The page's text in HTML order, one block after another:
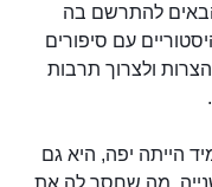
להתרשם בה
עם סיפורים
ולצרוך תרבות
הייתה יפה, היא גם
מה שחסך לה את